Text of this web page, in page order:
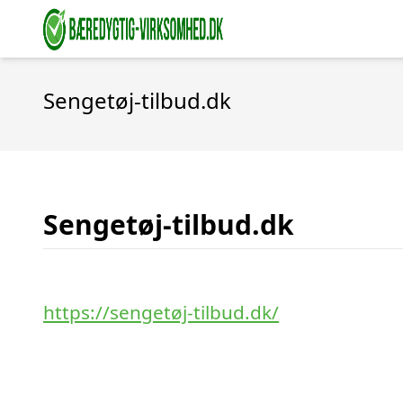
Sengetøj-tilbud.dk
Sengetøj-tilbud.dk
https://sengetøj-tilbud.dk/